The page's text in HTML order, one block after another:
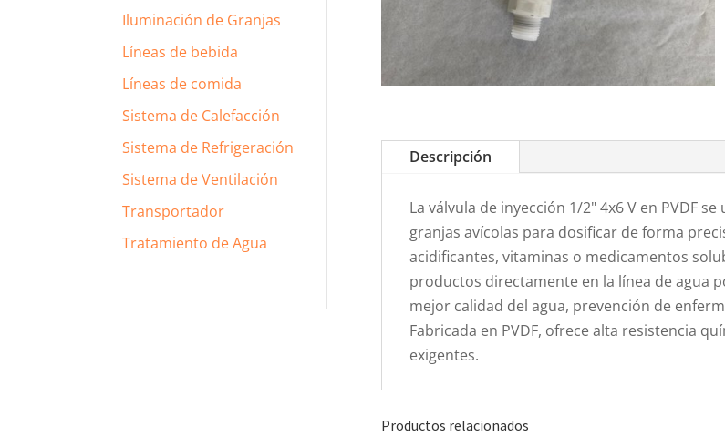
Iluminación de Granjas
Líneas de bebida
Líneas de comida
Sistema de Calefacción
Sistema de Refrigeración
Sistema de Ventilación
Transportador
Tratamiento de Agua
Descripción
La válvula de inyección 1/2" 4x6 V en PVDF
granjas avícolas para dosificar de forma
acidificantes, vitaminas o medicamentos
productos directamente en la línea de agua
mejor calidad del agua, prevención de
Fabricada en PVDF, ofrece alta resistencia
exigentes.
Productos relacionados